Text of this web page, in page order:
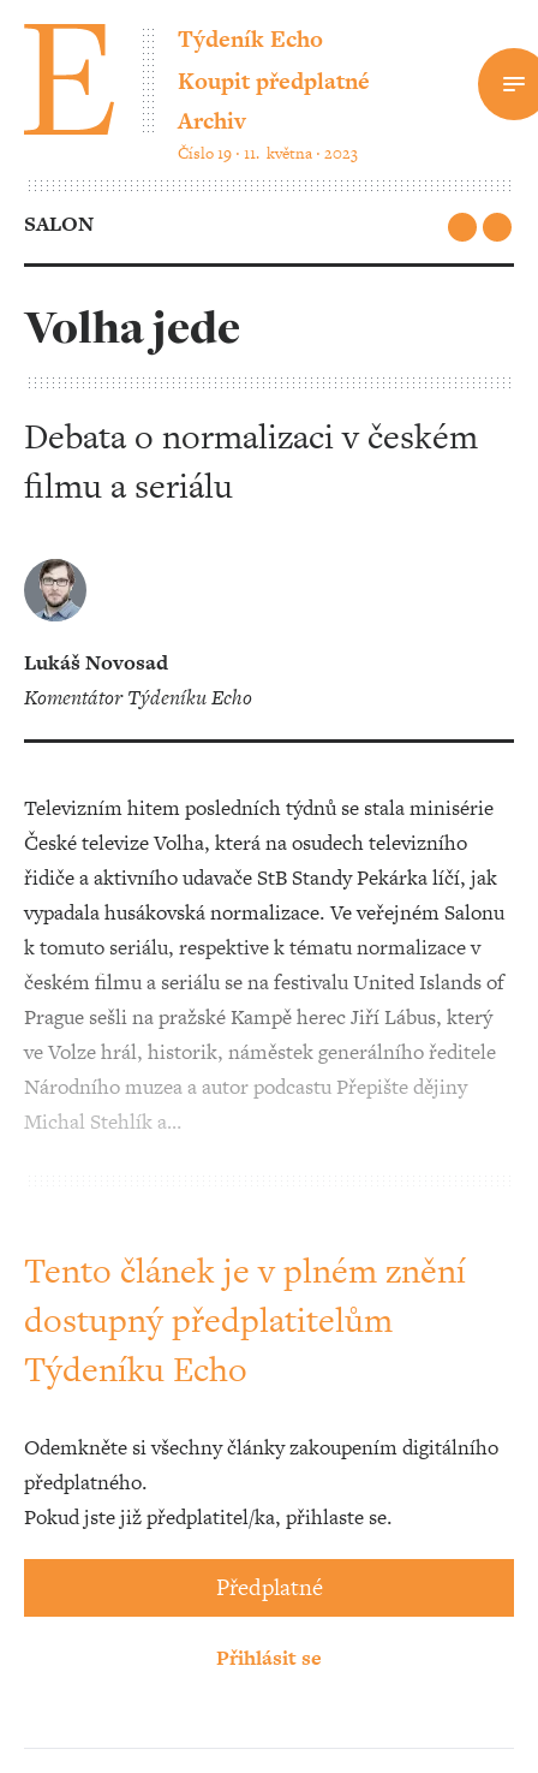
Týdeník Echo
Koupit předplatné
Archiv
Číslo 19 ‧ 11. května ‧ 2023
SALON
Volha jede
Debata o normalizaci v českém
filmu a seriálu
Lukáš Novosad
Komentátor Týdeníku Echo
Televizním hitem posledních týdnů se stala minisérie
České televize Volha, která na osudech televizního
řidiče a aktivního udavače StB Standy Pekárka líčí, jak
vypadala husákovská normalizace. Ve veřejném Salonu
k tomuto seriálu, respektive k tématu normalizace v
českém filmu a seriálu se na festivalu United Islands of
Prague sešli na pražské Kampě herec Jiří Lábus, který
ve Volze hrál, historik, náměstek generálního ředitele
Národního muzea a autor podcastu Přepište dějiny
Michal Stehlík a…
Tento článek je v plném znění
dostupný předplatitelům
Týdeníku Echo
Odemkněte si všechny články zakoupením digitálního
předplatného.
Pokud jste již předplatitel/ka, přihlaste se.
Předplatné
Přihlásit se